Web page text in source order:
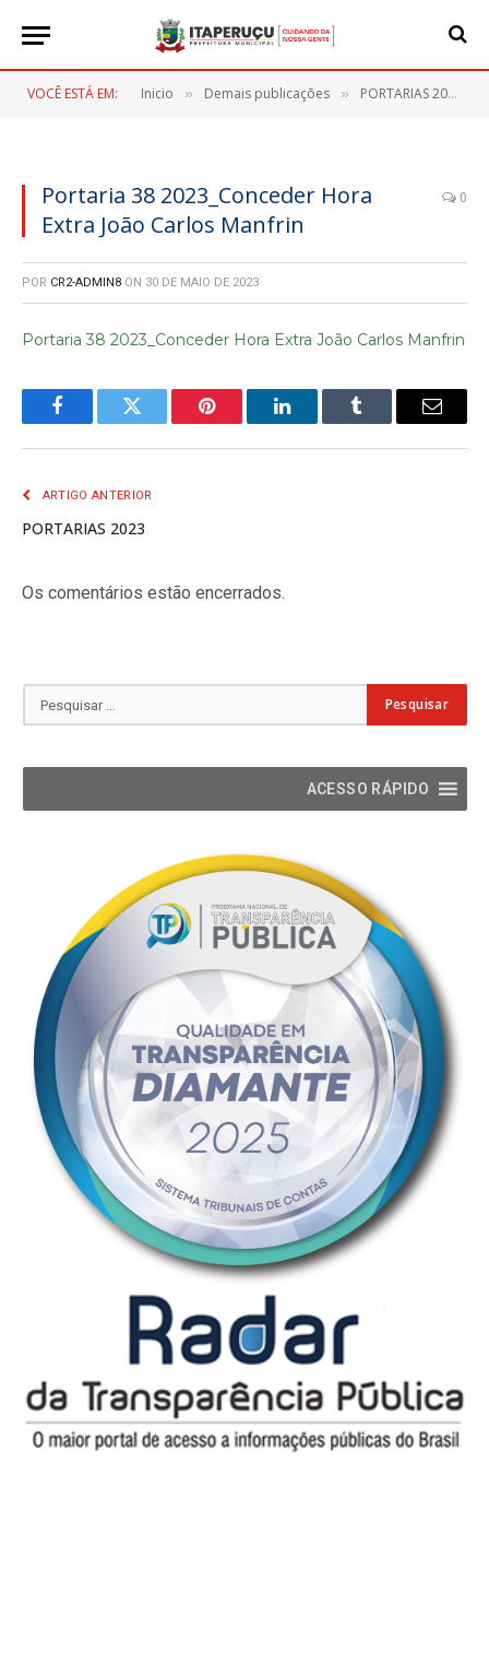
VOCÊ ESTÁ EM: Inicio » Demais publicações » PORTARIAS 2023
Portaria 38 2023_Conceder Hora
Extra João Carlos Manfrin
0
POR CR2-ADMIN8 ON 30 DE MAIO DE 2023
Portaria 38 2023_Conceder Hora Extra João Carlos Manfrin
FacebookTwitter Pinterest LinkedInTumblr
E-
ARTIGO ANTERIOR
PORTARIAS 2023
Os comentários estão encerrados.
ACESSO RÁPIDO